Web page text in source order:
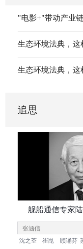
"电影+"带动产业
生态环境法典，
生态环境法典，
追思
舰船通信专家
沈之荃 崔崑 顾诵芬